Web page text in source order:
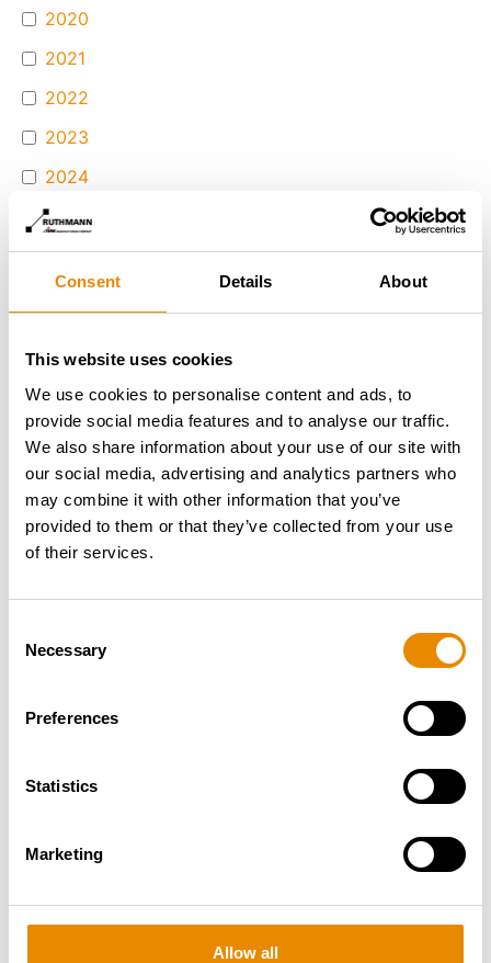
Consent Details About
This website uses cookies
We use cookies to personalise content and ads, to
provide social media features and to analyse our traffic.
We also share information about your use of our site with
our social media, advertising and analytics partners who
may combine it with other information that you’ve
provided to them or that they’ve collected from your use
of their services.
Selection
Necessary
Preferences
Statistics
Marketing
Allow all
2020
2021
2022
2023
2024
2025
2026
Km-Stand
Land
AUT
Gebrauchte Produkte